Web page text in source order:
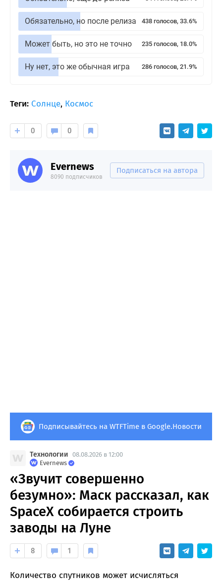
Обязательно, но после релиза 438 голосов, 33.6%
Может быть, но это не точно 235 голосов, 18.0%
Ну нет, это же обычная игра 286 голосов, 21.9%
Теги: Солнце, Космос
0 0
Evernews
8090 подписчиков
Подписаться на автора
Подписывайтесь на WTFTime в Google.Новости
Технологии 08.08.2026 в 12:00
Evernews
«Звучит совершенно
безумно»: Маск рассказал, как
SpaceX собирается строить
заводы на Луне
8 1
Количество спутников может исчисляться